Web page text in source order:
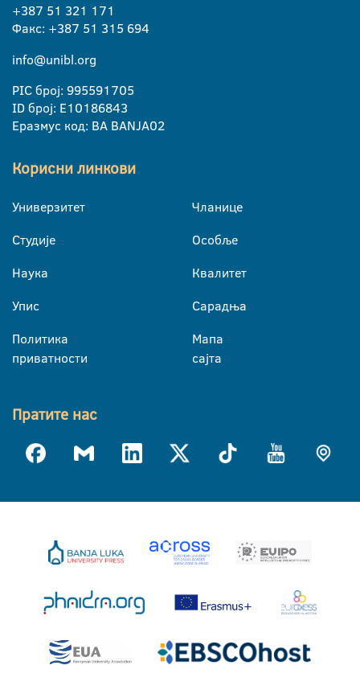
+387 51 321 171
Факс: +387 51 315 694
info@unibl.org
PIC број: 995591705
ID број: E10186843
Еразмус код: BA BANJA02
Корисни линкови
Универзитет
Студије
Наука
Упис
Политика
приватности
Чланице
Особље
Квалитет
Сарадња
Мапа
сајта
Пратите нас